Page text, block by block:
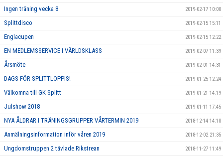
Ingen träning vecka 8 2019-02-17 10:00
Splittdisco 2019-02-15 15:11
Englacupen 2019-02-15 12:22
EN MEDLEMSSERVICE I VÄRLDSKLASS 2019-02-07 11:39
Årsmöte 2019-02-01 14:31
DAGS FÖR SPLITTLOPPIS! 2019-01-25 12:24
Välkomna till GK Splitt 2019-01-21 14:19
Julshow 2018 2019-01-11 17:45
NYA ÅLDRAR I TRÄNINGSGRUPPER VÅRTERMIN 2019 2018-12-14 14:10
Anmälningsinformation inför våren 2019 2018-12-02 21:35
Ungdomstruppen 2 tävlade Rikstrean 2018-11-27 11:49